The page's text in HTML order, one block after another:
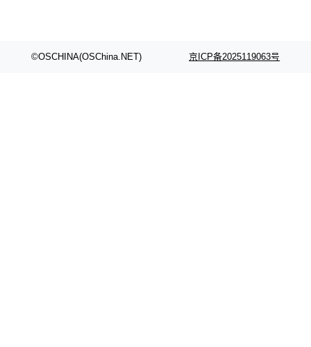
©OSCHINA(OSChina.NET) 京ICP备2025119063号